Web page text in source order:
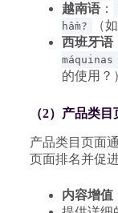
越南语：
hầm?
（
西班牙语
的使用？
（2）产品类
产品类目页面
页面排名并促
内容增值